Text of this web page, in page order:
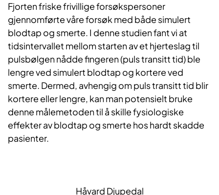
Fjorten friske frivillige forsøkspersoner
gjennomførte våre forsøk med både simulert
blodtap og smerte. I denne studien fant vi at
tidsintervallet mellom starten av et hjerteslag til
pulsbølgen nådde fingeren (puls transitt tid) ble
lengre ved simulert blodtap og kortere ved
smerte. Dermed, avhengig om puls transitt tid blir
kortere eller lengre, kan man potensielt bruke
denne målemetoden til å skille fysiologiske
effekter av blodtap og smerte hos hardt skadde
pasienter.
Håvard Djupedal